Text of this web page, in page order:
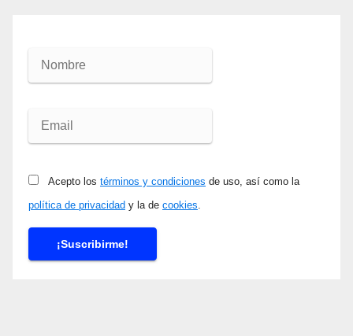
Acepto los términos y condiciones de uso, así como la
política de privacidad y la de cookies